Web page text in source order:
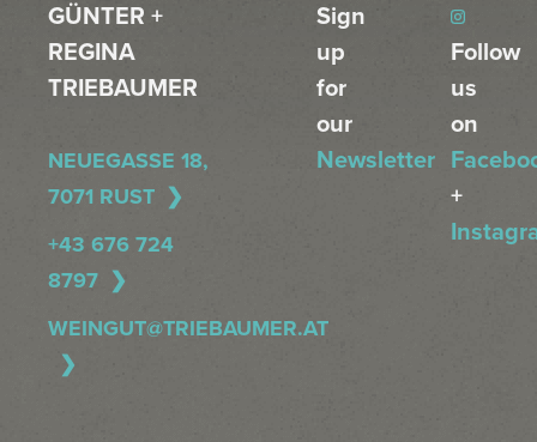
GÜNTER +
REGINA
TRIEBAUMER
NEUEGASSE 18,
7071 RUST
+43 676 724
8797
WEINGUT@TRIEBAUMER.AT
Sign
up
for
our
Newsletter
Follow
us
on
+